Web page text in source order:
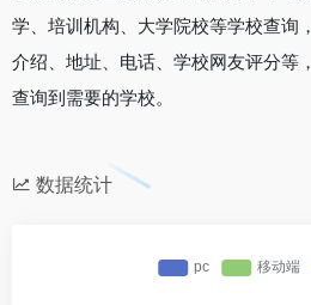
学、培训机构、大学院校等学校查询
介绍、地址、电话、学校网友评分等
查询到需要的学校。
数据统计